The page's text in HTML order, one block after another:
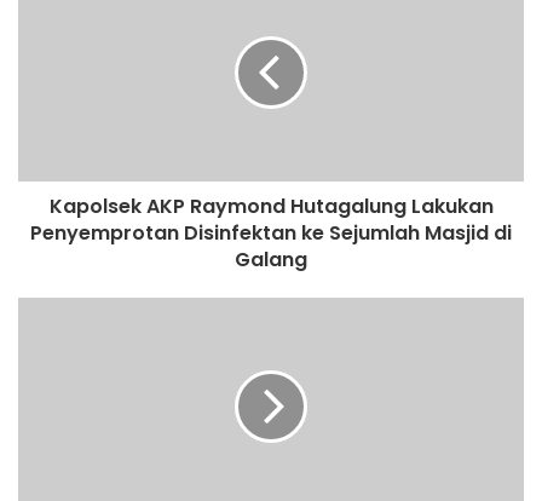
t
Kapolsek AKP Raymond Hutagalung Lakukan
Penyemprotan Disinfektan ke Sejumlah Masjid di
Galang